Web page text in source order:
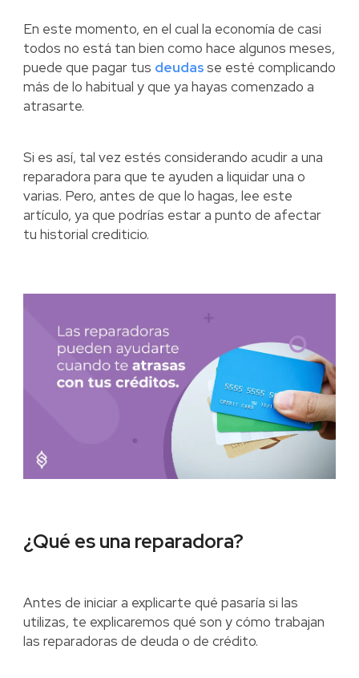
En este momento, en el cual la economía de casi
todos no está tan bien como hace algunos meses,
puede que pagar tus deudasse esté complicando
más de lo habitual y que ya hayas comenzado a
atrasarte.
Si es así, tal vez estés considerando acudir a una
reparadora para que te ayuden a liquidar una o
varias. Pero, antes de que lo hagas, lee este
artículo, ya que podrías estar a punto de afectar
tu historial crediticio.
¿Qué es una reparadora?
Antes de iniciar a explicarte qué pasaría si las
utilizas, te explicaremos qué son y cómo trabajan
las reparadoras de deuda o de crédito.